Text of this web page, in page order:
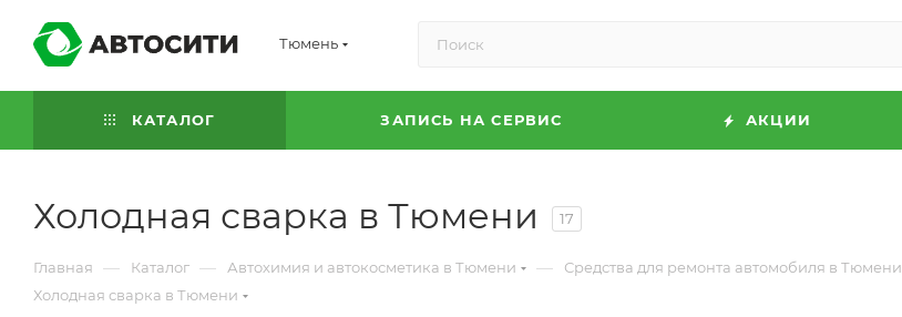
Тюмень
КАТАЛОГ ЗАПИСЬ НА СЕРВИС АКЦИИ
Холодная сварка в Тюмени 17
Главная — Каталог — Автохимия и автокосметика в Тюмени — Средства для ремонта автомобиля в Тюмени
Холодная сварка в Тюмени